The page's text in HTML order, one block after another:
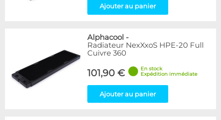
Ajouter au panier
Alphacool -
Radiateur NexXxoS HPE-20 Full
Cuivre 360
101,90 €
En stock
Expédition immédiate
Ajouter au panier